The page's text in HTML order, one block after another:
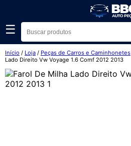
☰
Início / Loja / Peças de Carros e Caminhonetes
Lado Direito Vw Voyage 1.6 Comf 2012 2013